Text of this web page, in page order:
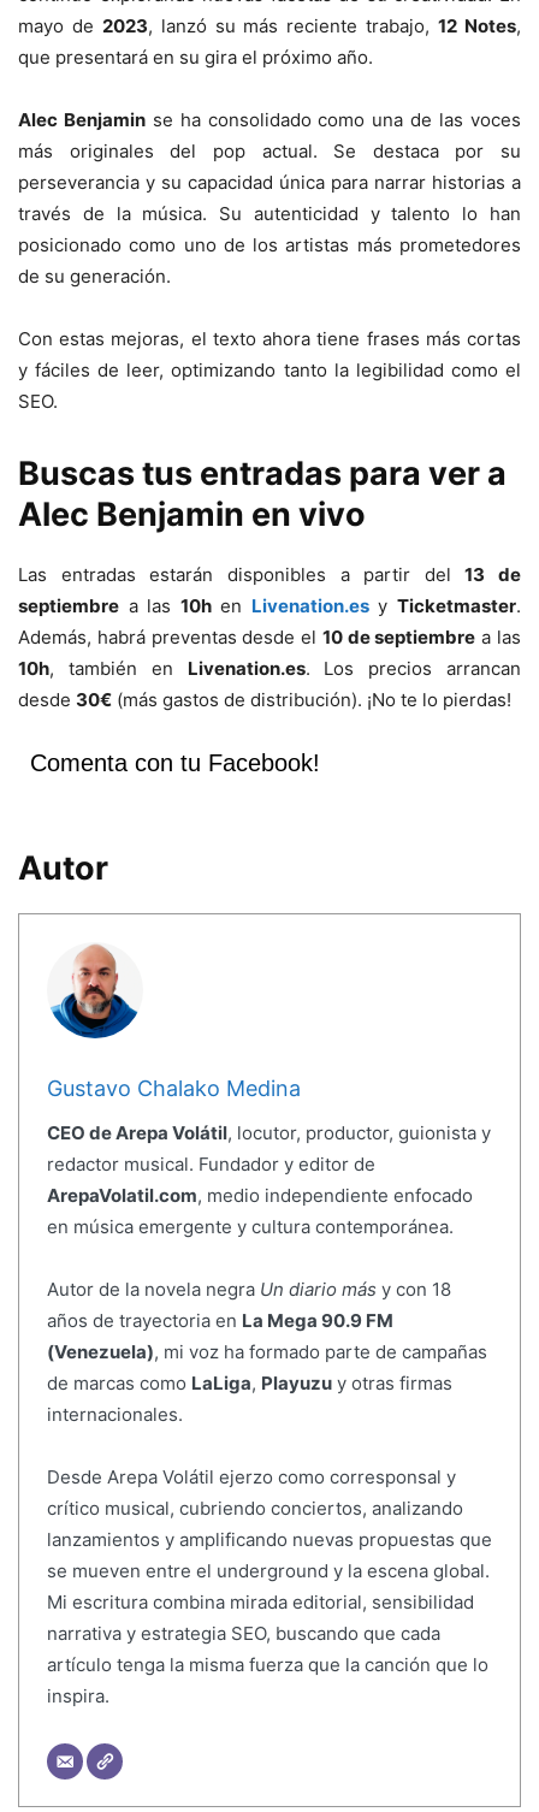
mayo de 2023, lanzó su más reciente trabajo,12 Notes,
que presentará en su gira el próximo año.
Alec Benjaminse ha consolidado como una de las voces
más originales del pop actual. Se destaca por su
perseverancia y su capacidad única para narrar historias a
través de la música. Su autenticidad y talento lo han
posicionado como uno de los artistas más prometedores
de su generación.
Con estas mejoras, el texto ahora tiene frases más cortas
y fáciles de leer, optimizando tanto la legibilidad como el
SEO.
Buscas tus entradas para ver a
Alec Benjamin en vivo
Las entradas estarán disponibles a partir del13 de
septiembre a las 10hen Livenation.esyTicketmaster.
Además, habrá preventas desde el 10 de septiembre a las
10h, también en Livenation.es. Los precios arrancan
desde 30€ (más gastos de distribución). ¡No te lo pierdas!
Comenta con tu Facebook!
Autor
Gustavo Chalako Medina
CEO de Arepa Volátil, locutor, productor, guionista y
redactor musical. Fundador y editor de
ArepaVolatil.com, medio independiente enfocado
en música emergente y cultura contemporánea.
Autor de la novela negra Un diario más y con 18
años de trayectoria en La Mega 90.9 FM
(Venezuela), mi voz ha formado parte de campañas
de marcas como LaLiga, Playuzuy otras firmas
internacionales.
Desde Arepa Volátil ejerzo como corresponsal y
crítico musical, cubriendo conciertos, analizando
lanzamientos y amplificando nuevas propuestas que
se mueven entre el underground y la escena global.
Mi escritura combina mirada editorial, sensibilidad
narrativa y estrategia SEO, buscando que cada
artículo tenga la misma fuerza que la canción que lo
inspira.